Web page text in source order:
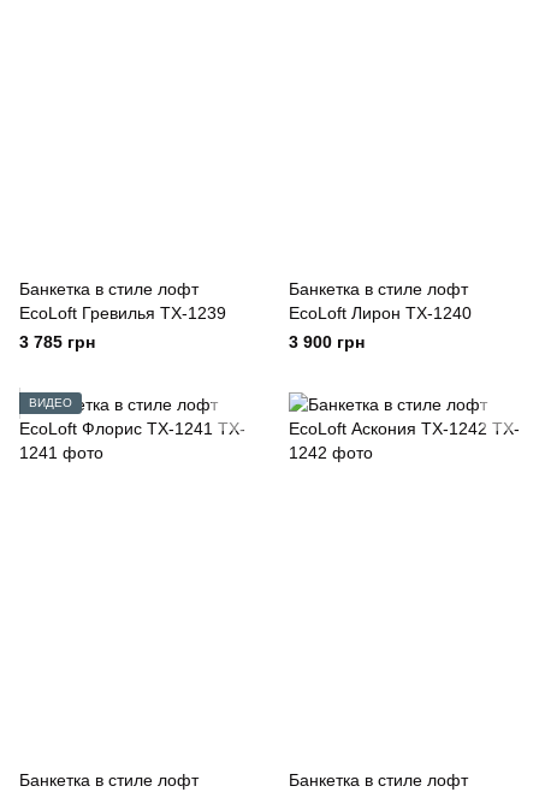
Банкетка в стиле лофт
EcoLoft Гревилья TX-1239
3 785 грн
Банкетка в стиле лофт
EcoLoft Лирон TX-1240
3 900 грн
ВИДЕО
Банкетка в стиле лофт
Банкетка в стиле лофт